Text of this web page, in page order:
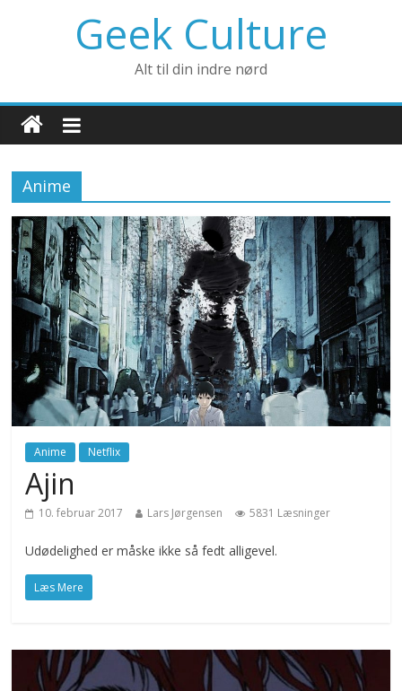
Geek Culture
Alt til din indre nørd
Anime
Anime Netflix
Ajin
10. februar 2017 Lars Jørgensen 5831 Læsninger
Udødelighed er måske ikke så fedt alligevel.
Læs Mere